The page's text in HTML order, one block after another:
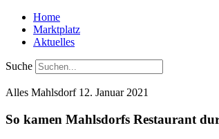
Home
Marktplatz
Aktuelles
Suche
Alles Mahlsdorf 12. Januar 2021
So kamen Mahlsdorfs Restaurant